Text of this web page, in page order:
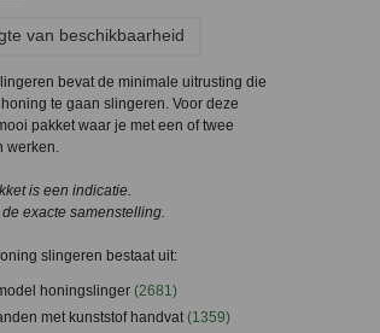
van beschikbaarheid
bevat de minimale uitrusting die
te gaan slingeren. Voor deze
pakket waar je met een of twee
werken.
is een indicatie.
exacte samenstelling.
slingeren bestaat uit:
honingslinger (2681)
met kunststof handvat(1359)